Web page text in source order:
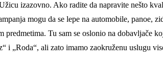
izazovno. Ako radite da napravite nešto
mogu da se lepe na automobile, panoe,
Tu sam se oslonio na dobavljače
i „Roda“, ali zato imamo zaokruženu uslugu